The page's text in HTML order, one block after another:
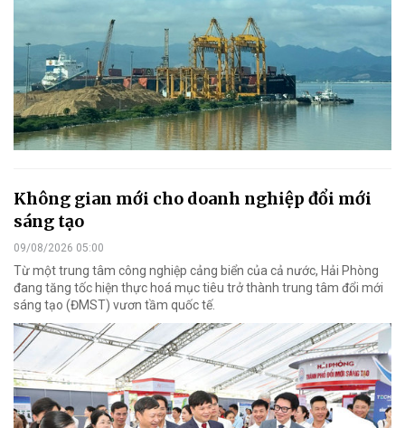
Không gian mới cho doanh nghiệp đổi mới
sáng tạo
09/08/2026 05:00
Từ một trung tâm công nghiệp cảng biển của cả nước, Hải Phòng
đang tăng tốc hiện thực hoá mục tiêu trở thành trung tâm đổi mới
sáng tạo (ĐMST) vươn tầm quốc tế.